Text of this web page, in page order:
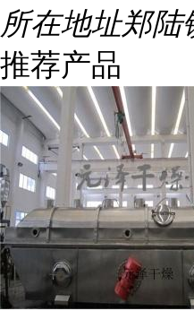
所在地址郑陆
推荐产品